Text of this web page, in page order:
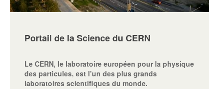
Portail de la Science du CERN
Le CERN, le laboratoire européen pour la physique
des particules, est l’un des plus grands
laboratoires scientifiques du monde.